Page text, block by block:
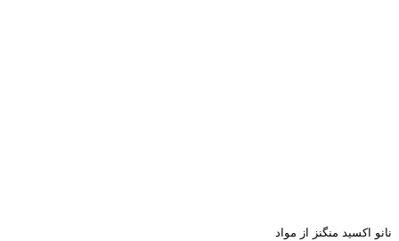
نانو اکسید منگنز از مواد